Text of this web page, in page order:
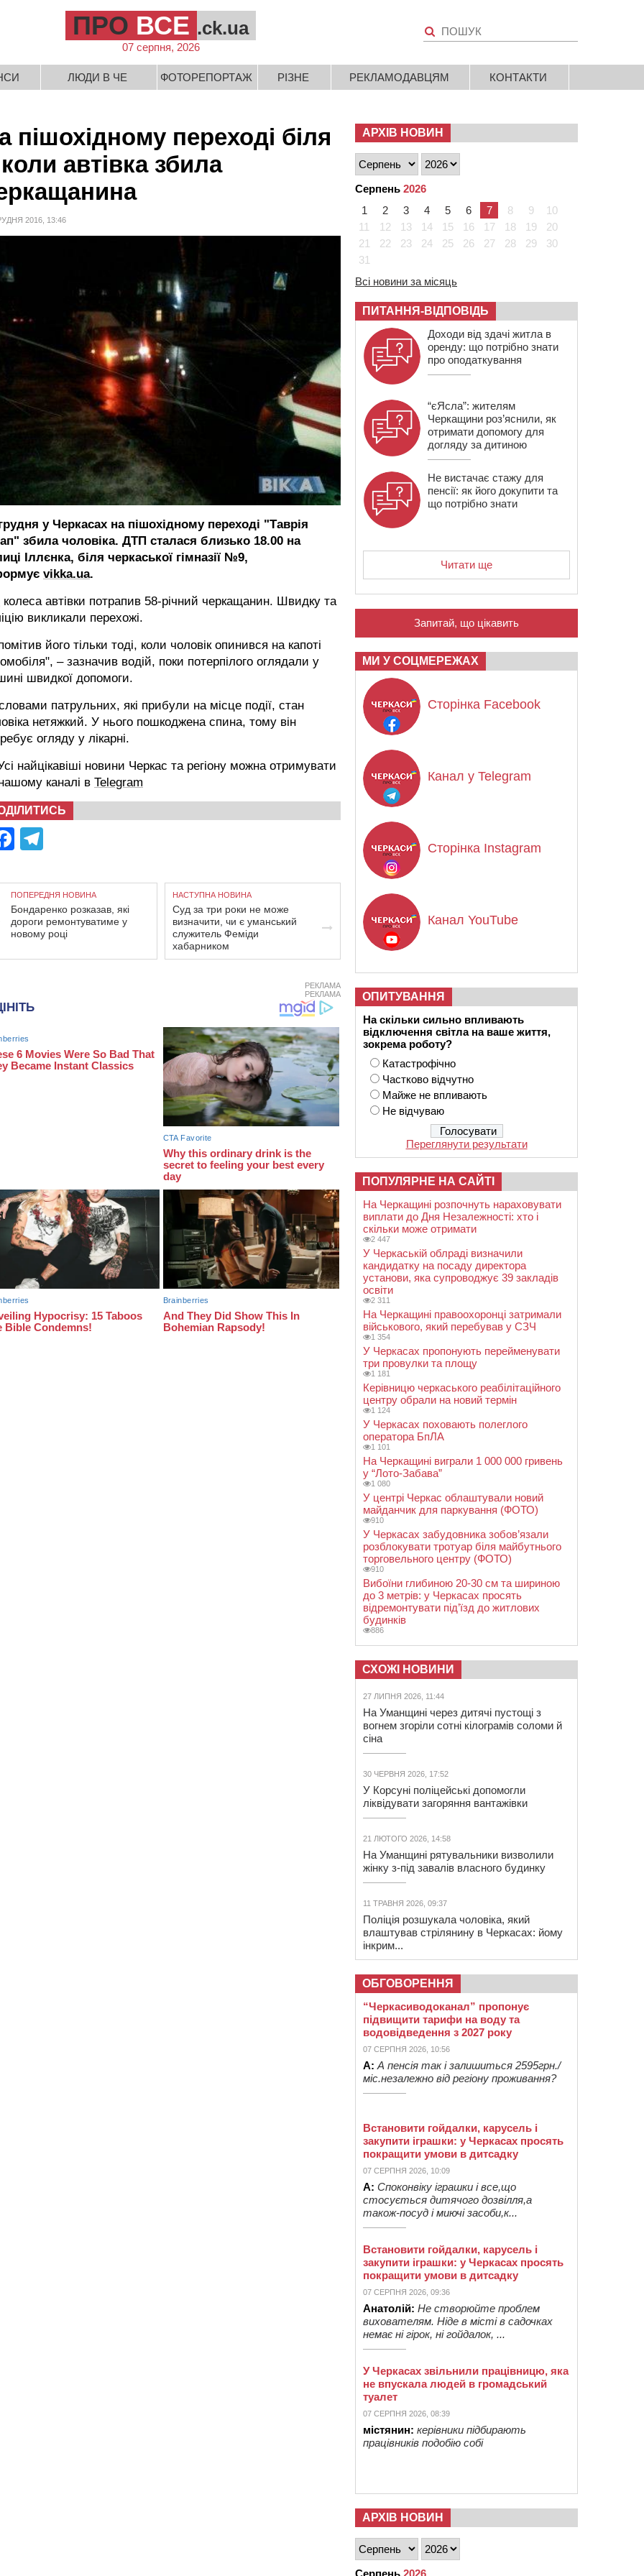
ПРО ВСЕ .ck.ua
07 серпня, 2026
ЛЮДИ В ЧЕ ФОТОРЕПОРТАЖ РІЗНЕ РЕКЛАМОДАВЦЯМ КОНТАКТИ
пішохідному переході біля
автівка збила
2016, 13:46
у Черкасах на пішохідному переході "Таврія
збила чоловіка. ДТП сталася близько 18.00 на
Іллєнка, біля черкаської гімназії №9,
vikka.ua.
колеса автівки потрапив 58-річний черкащанин. Швидку та
викликали перехожі.
його тільки тоді, коли чоловік опинився на капоті
– зазначив водій, поки потерпілого оглядали у
швидкої допомоги.
патрульних, які прибули на місце події, стан
нетяжкий. У нього пошкоджена спина, тому він
огляду у лікарні.
найцікавіші новини Черкас та регіону можна отримувати
каналі в Telegram
Facebook
ПОПЕРЕДНЯ НОВИНА
Бондаренко розказав, які
дороги ремонтуватиме у
новому році
НАСТУПНА НОВИНА
Суд за три роки не може
визначити, чи є уманський
служитель Феміди
хабарником
РЕКЛАМА
РЕКЛАМА
АРХІВ НОВИН
Серпень 2026
1
2 3 4 5 6 7 8 9
10
11
12 13 14 15 16 17 18 19
20
21
22 23 24 25 26 27 28 29
30
31
Всі новини за місяць
ПИТАННЯ-ВІДПОВІДЬ
Доходи від здачі житла в
оренду: що потрібно знати
про оподаткування
“єЯсла”: жителям
Черкащини роз’яснили, як
отримати допомогу для
догляду за дитиною
Не вистачає стажу для
пенсії: як його докупити та
що потрібно знати
Читати ще
Запитай, що цікавить
МИ У СОЦМЕРЕЖАХ
Сторінка Facebook
Канал у Telegram
Сторінка Instagram
Канал YouTube
ОПИТУВАННЯ
На скільки сильно впливають
відключення світла на ваше життя,
зокрема роботу?
Катастрофічно
Частково відчутно
Майже не впливають
Не відчуваю
Переглянути результати
ПОПУЛЯРНЕ НА САЙТІ
На Черкащині розпочнуть нараховувати
виплати до Дня Незалежності: хто і
скільки може отримати
2 447
У Черкаській облраді визначили
кандидатку на посаду директора
установи, яка супроводжує 39 закладів
освіти
2 311
На Черкащині правоохоронці затримали
військового, який перебував у СЗЧ
1 354
У Черкасах пропонують перейменувати
три провулки та площу
1 181
Керівницю черкаського реабілітаційного
центру обрали на новий термін
1 124
У Черкасах поховають полеглого
оператора БпЛА
1 101
На Черкащині виграли 1 000 000 гривень
у “Лото-Забава”
1 080
У центрі Черкас облаштували новий
майданчик для паркування (ФОТО)
910
У Черкасах забудовника зобов’язали
розблокувати тротуар біля майбутнього
торговельного центру (ФОТО)
910
Вибоїни глибиною 20-30 см та шириною
до 3 метрів: у Черкасах просять
відремонтувати під’їзд до житлових
будинків
886
СХОЖІ НОВИНИ
27 ЛИПНЯ 2026, 11:44
На Уманщині через дитячі пустощі з
вогнем згоріли сотні кілограмів соломи й
сіна
30 ЧЕРВНЯ 2026, 17:52
У Корсуні поліцейські допомогли
ліквідувати загоряння вантажівки
21 ЛЮТОГО 2026, 14:58
На Уманщині рятувальники визволили
жінку з-під завалів власного будинку
11 ТРАВНЯ 2026, 09:37
Поліція розшукала чоловіка, який
влаштував стрілянину в Черкасах: йому
інкрим...
ОБГОВОРЕННЯ
“Черкасиводоканал” пропонує
підвищити тарифи на воду та
водовідведення з 2027 року
07 СЕРПНЯ 2026, 10:56
А: А пенсія так і залишиться 2595грн./
міс.незалежно від регіону проживання?
Встановити гойдалки, карусель і
закупити іграшки: у Черкасах просять
покращити умови в дитсадку
07 СЕРПНЯ 2026, 10:09
А: Споконвіку іграшки і все,що
стосується дитячого дозвілля,а
також-посуд і миючі засоби,к...
Встановити гойдалки, карусель і
закупити іграшки: у Черкасах просять
покращити умови в дитсадку
07 СЕРПНЯ 2026, 09:36
Анатолій: Не створюйте проблем
вихователям. Ніде в місті в садочках
немає ні гірок, ні гойдалок, ...
У Черкасах звільнили працівницю, яка
не впускала людей в громадський
туалет
07 СЕРПНЯ 2026, 08:39
містянин: керівники підбирають
працівників подобію собі
АРХІВ НОВИН
Серпень 2026